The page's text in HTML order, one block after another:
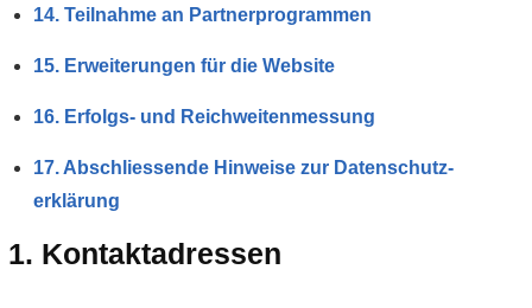
14. Teilnahme an Partner­programmen
15. Erweiterungen für die Website
16. Erfolgs- und Reichweiten­messung
17. Abschliessende Hinweise zur Daten­schutz­
erklärung
1. Kontakt­adressen